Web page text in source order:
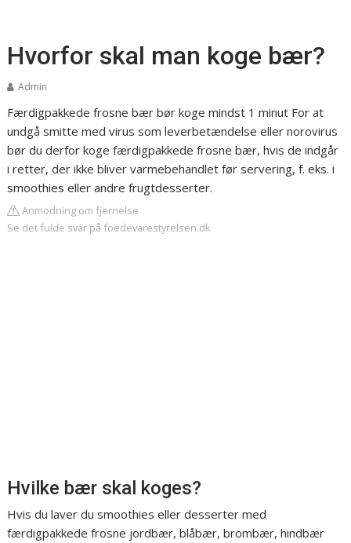
Hvorfor skal man koge bær?
Admin
Færdigpakkede frosne bær bør koge mind​st 1 minut For at
undgå smitte med virus som leverbetændelse eller norovirus
bør du derfor koge færdigpakkede frosne bær, hvis de indgår
i retter, der ikke bliver varmebehandlet før servering, f. eks. i
smoothies eller andre frugtdesserter.
Anmodning om fjernelse
Se det fulde svar på foedevarestyrelsen.dk
Hvilke bær skal koges?
Hvis du laver du smoothies eller desserter med
færdigpakkede frosne jordbær, blåbær, brombær, hindbær